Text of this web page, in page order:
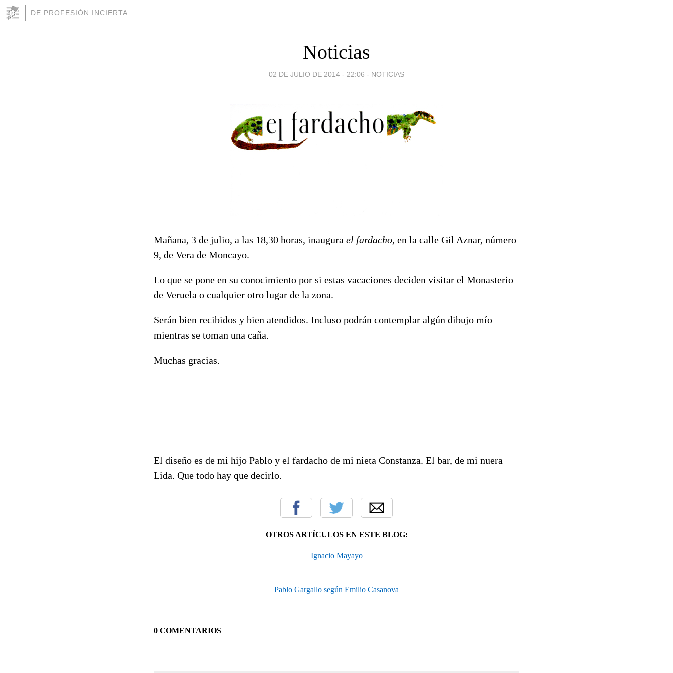
DE PROFESIÓN INCIERTA
Noticias
02 DE JULIO DE 2014 - 22:06 - NOTICIAS
Mañana, 3 de julio, a las 18,30 horas, inaugura el fardacho, en la calle Gil Aznar, número
9, de Vera de Moncayo.
Lo que se pone en su conocimiento por si estas vacaciones deciden visitar el Monasterio
de Veruela o cualquier otro lugar de la zona.
Serán bien recibidos y bien atendidos. Incluso podrán contemplar algún dibujo mío
mientras se toman una caña.
Muchas gracias.
El diseño es de mi hijo Pablo y el fardacho de mi nieta Constanza. El bar, de mi nuera
Lida. Que todo hay que decirlo.
OTROS ARTÍCULOS EN ESTE BLOG:
Ignacio Mayayo
Pablo Gargallo según Emilio Casanova
0 COMENTARIOS